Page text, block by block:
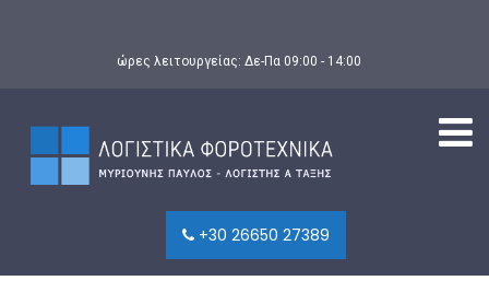
ώρες λειτουργείας: Δε-Πα 09:00 - 14:00
+30 26650 27389